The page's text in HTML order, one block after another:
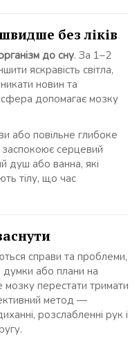
без ліків
до сну. За 1–2
яскравість світла,
новин та
допомагає мозку
або повільне глибоке
серцевий
душ або ванна, які
тілу, що час
справи та проблеми,
думки або плани на
перестати тримати
метод —
розслабленні рук і